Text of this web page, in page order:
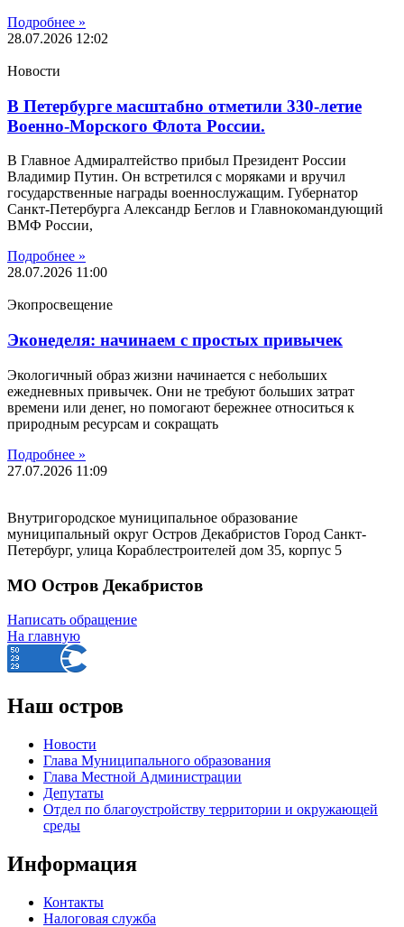
Подробнее »
28.07.2026 12:02
Новости
В Петербурге масштабно отметили 330-летие
Военно-Морского Флота России.
В Главное Адмиралтейство прибыл Президент России
Владимир Путин. Он встретился с моряками и вручил
государственные награды военнослужащим. Губернатор
Санкт-Петербурга Александр Беглов и Главнокомандующий
ВМФ России,
Подробнее »
28.07.2026 11:00
Экопросвещение
Эконеделя: начинаем с простых привычек
Экологичный образ жизни начинается с небольших
ежедневных привычек. Они не требуют больших затрат
времени или денег, но помогают бережнее относиться к
природным ресурсам и сокращать
Подробнее »
27.07.2026 11:09
Внутригородское муниципальное образование
муниципальный округ Остров Декабристов Город Санкт-
Петербург, улица Кораблестроителей дом 35, корпус 5
МО Остров Декабристов
Написать обращение
На главную
Наш остров
Новости
Глава Муниципального образования
Глава Местной Администрации
Депутаты
Отдел по благоустройству территории и окружающей
среды
Информация
Контакты
Налоговая служба